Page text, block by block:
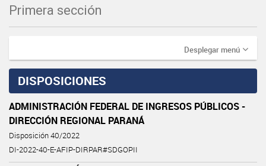
Primera sección
Desplegar menú
DISPOSICIONES
ADMINISTRACIÓN FEDERAL DE INGRESOS PÚBLICOS -
DIRECCIÓN REGIONAL PARANÁ
Disposición 40/2022
DI-2022-40-E-AFIP-DIRPAR#SDGOPII